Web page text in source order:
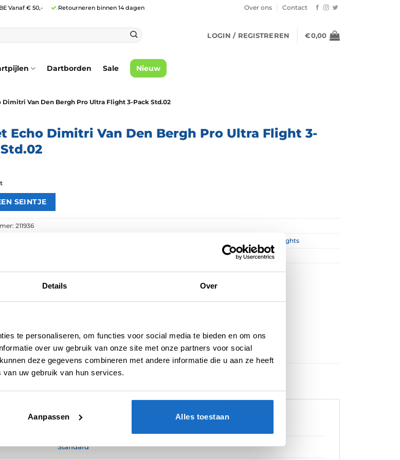
Details Over
te personaliseren, om functies voor social media te bieden en om ons
over uw gebruik van onze site met onze partners voor social
deze gegevens combineren met andere informatie die u aan ze heeft
uw gebruik van hun services.
Aanpassen Alles toestaan
Vanaf € 50,- Retourneren binnen 14 dagen Over ons Contact
LOGIN / REGISTREREN €0,00
Dartborden Sale Nieuw
Dimitri Van Den Bergh Pro Ultra Flight 3-Pack Std.02
Echo Dimitri Van Den Bergh Pro Ultra Flight 3-
211936
Target Flights
Standard